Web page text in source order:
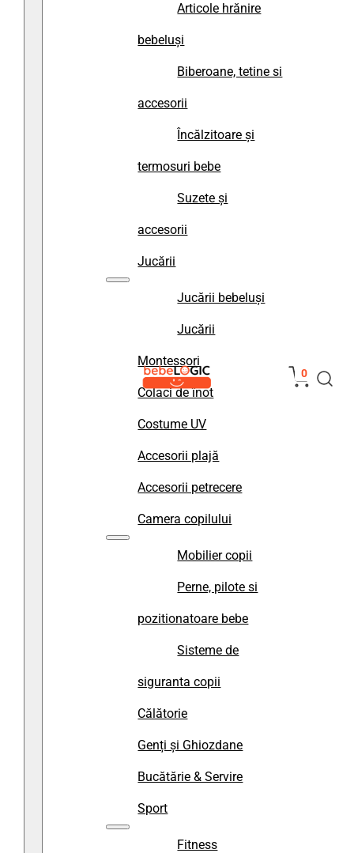
Articole hrănire
bebeluși
Biberoane, tetine si
accesorii
Încălzitoare și
termosuri bebe
Suzete și
accesorii
Jucării
Jucării bebeluși
Jucării
Montessori
Colaci de înot
Costume UV
Accesorii plajă
Accesorii petrecere
Camera copilului
Mobilier copii
Perne, pilote si
pozitionatoare bebe
Sisteme de
siguranta copii
Călătorie
Genți și Ghiozdane
Bucătărie & Servire
Sport
Fitness
0